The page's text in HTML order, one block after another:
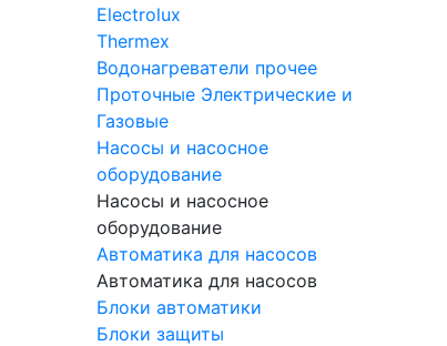
Electrolux
Thermex
Водонагреватели прочее
Проточные Электрические и
Газовые
Насосы и насосное
оборудование
Насосы и насосное
оборудование
Автоматика для насосов
Автоматика для насосов
Блоки автоматики
Блоки защиты